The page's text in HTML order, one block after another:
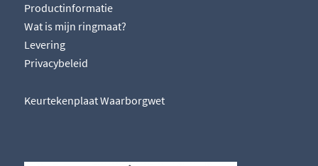
Productinformatie
Wat is mijn ringmaat?
Levering
Privacybeleid
Keurtekenplaat Waarborgwet